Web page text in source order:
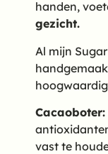
handen,
gezicht.
Al mijn
Cacaoboter:
vast te